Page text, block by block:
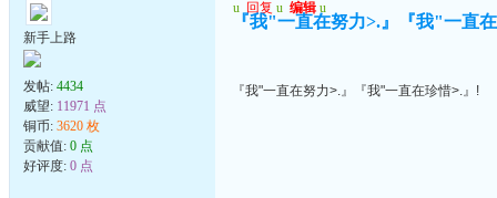
新手上路
发帖: 4434
威望: 11971 点
铜币: 3620 枚
贡献值: 0 点
好评度: 0 点
u 回复 u 编辑 u
『我"一直在努力>.』『我"一直
『我"一直在努力>.』『我"一直在珍惜>.』!